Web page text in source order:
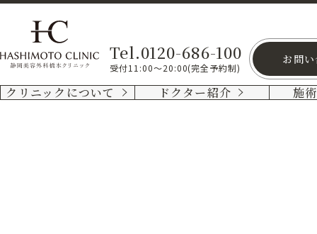
Tel.0120-686-100
受付11:00～20:00(完全予約制)
お問
クリニックについて ドクター紹介 施